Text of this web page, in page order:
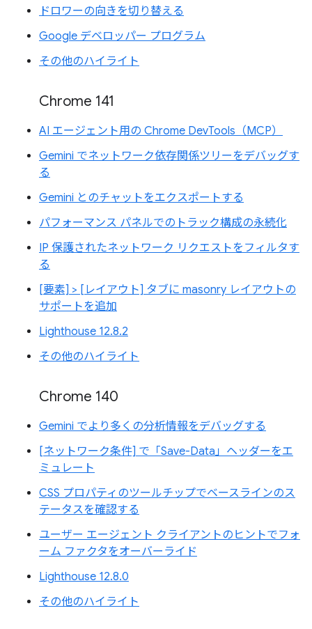
ドロワーの向きを切り替える
Google デベロッパー プログラム
その他のハイライト
Chrome 141
AI エージェント用の Chrome DevTools（MCP）
Gemini でネットワーク依存関係ツリーをデバッグす
る
Gemini とのチャットをエクスポートする
パフォーマンス パネルでのトラック構成の永続化
IP 保護されたネットワーク リクエストをフィルタす
る
[要素] > [レイアウト] タブに masonry レイアウトの
サポートを追加
Lighthouse 12.8.2
その他のハイライト
Chrome 140
Gemini でより多くの分析情報をデバッグする
[ネットワーク条件] で「Save-Data」ヘッダーをエ
ミュレート
CSS プロパティのツールチップでベースラインのス
テータスを確認する
ユーザー エージェント クライアントのヒントでフォ
ーム ファクタをオーバーライド
Lighthouse 12.8.0
その他のハイライト